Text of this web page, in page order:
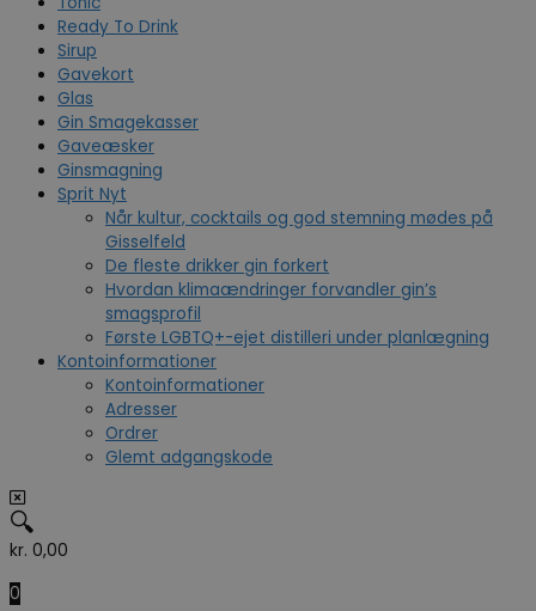
Ready To Drink
Sirup
Gavekort
Glas
Gin Smagekasser
Gaveæsker
Ginsmagning
Sprit Nyt
Når kultur, cocktails og god stemning mødes på
Gisselfeld
De fleste drikker gin forkert
Hvordan klimaændringer forvandler gin’s
smagsprofil
Første LGBTQ+-ejet distilleri under planlægning
Kontoinformationer
Kontoinformationer
Adresser
Ordrer
Glemt adgangskode
🔍
kr. 0,00
0